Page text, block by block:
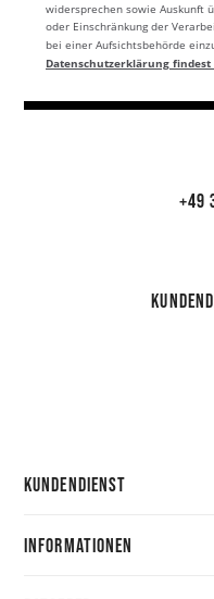
widersprechen sowie Auskunft
oder Einschränkung der
bei einer Aufsichtsbehörde
Datenschutzerklärung
+49
KUNDENDIENST
INFORMATIONEN